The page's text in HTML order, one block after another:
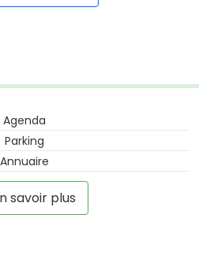
Agenda
Parking
Annuaire
savoir plus